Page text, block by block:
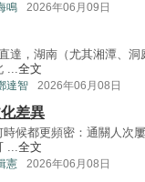
鳴 2026年06月09日
達，湖南（尤其湘潭、
...全文
達智 2026年06月08日
差異
候都更頻密：通關人次屢
...全文
憲 2026年06月08日